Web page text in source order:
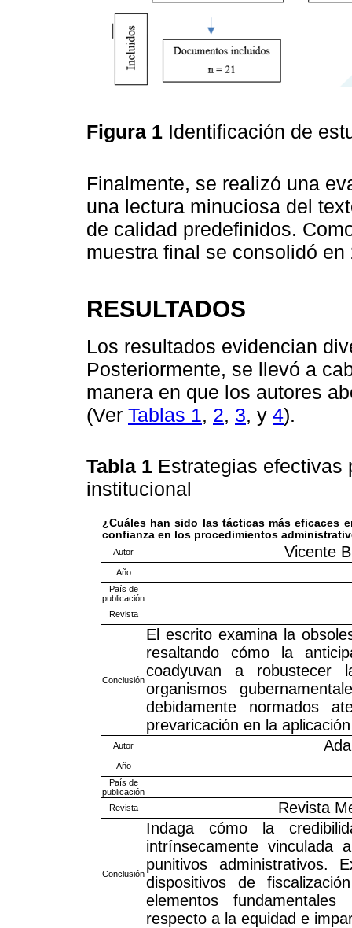
Figura 1 Identificación de
Finalmente, se realizó una
una lectura minuciosa del
de calidad predefinidos.
muestra final se consolidó
RESULTADOS
Los resultados evidencian
Posteriormente, se llevó a
manera en que los autores
(Ver Tablas 1, 2, 3, y 4).
Tabla 1 Estrategias efectivas
institucional
¿Cuáles han sido las tácticas más eficaces
confianza en los procedimientos
Autor Vicente
Año
País de
publicación
Revista
Conclusión
El escrito examina la
resaltando cómo la
coadyuvan a robustecer
organismos
debidamente normados
prevaricación en la
Autor
Año
País de
publicación
Revista
Revista
Conclusión
Indaga cómo la
intrínsecamente
punitivos administrativos.
dispositivos de
elementos
respecto a la equidad e